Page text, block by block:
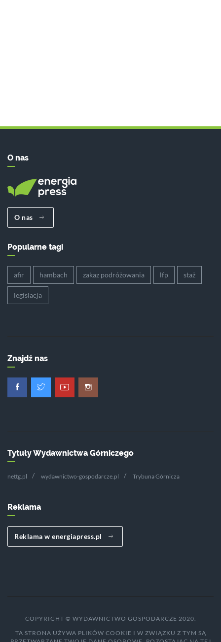
O nas
O nas
Popularne tagi
afir hambach zakaz podróżowania lfp staż
legislacja
Znajdź nas
Tytuły Wydawnictwa Górniczego
nettg.pl wydawnictwo-gospodarcze.pl Trybuna Górnicza
Reklama
Reklama w energiapress.pl
COPYRIGHT © WYDAWNICTWO GOSPODARCZE 2020.
TA STRONA UŻYWA PLIKÓW COOKIE I W ZWIĄZKU Z TYM SĄ